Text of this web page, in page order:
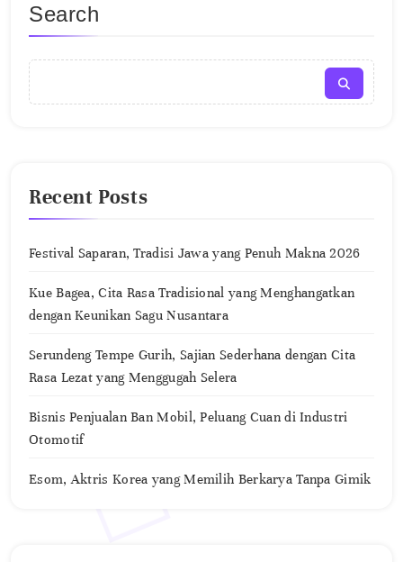
Search
Recent Posts
Festival Saparan, Tradisi Jawa yang Penuh Makna 2026
Kue Bagea, Cita Rasa Tradisional yang Menghangatkan
dengan Keunikan Sagu Nusantara
Serundeng Tempe Gurih, Sajian Sederhana dengan Cita
Rasa Lezat yang Menggugah Selera
Bisnis Penjualan Ban Mobil, Peluang Cuan di Industri
Otomotif
Esom, Aktris Korea yang Memilih Berkarya Tanpa Gimik